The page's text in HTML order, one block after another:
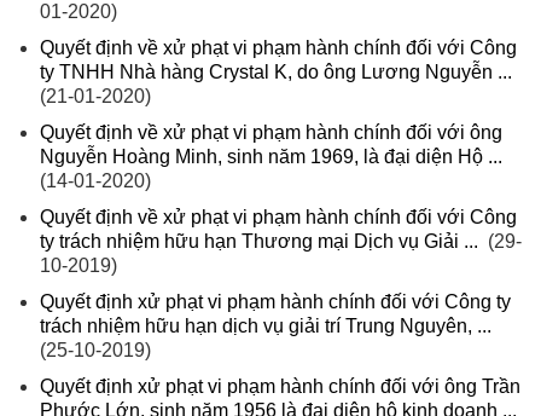
01-2020)
Quyết định về xử phạt vi phạm hành chính đối với Công
ty TNHH Nhà hàng Crystal K, do ông Lương Nguyễn ...
(21-01-2020)
Quyết định về xử phạt vi phạm hành chính đối với ông
Nguyễn Hoàng Minh, sinh năm 1969, là đại diện Hộ ...
(14-01-2020)
Quyết định về xử phạt vi phạm hành chính đối với Công
ty trách nhiệm hữu hạn Thương mại Dịch vụ Giải ... (29-
10-2019)
Quyết định xử phạt vi phạm hành chính đối với Công ty
trách nhiệm hữu hạn dịch vụ giải trí Trung Nguyên, ...
(25-10-2019)
Quyết định xử phạt vi phạm hành chính đối với ông Trần
Phước Lớn, sinh năm 1956 là đại diện hộ kinh doanh ...